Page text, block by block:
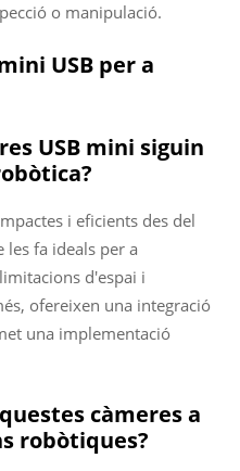
o manipulació.
USB per a
USB mini siguin
i eficients des del
les fa ideals per a
d'espai i
ofereixen una integració
una implementació
càmeres a
robòtiques?